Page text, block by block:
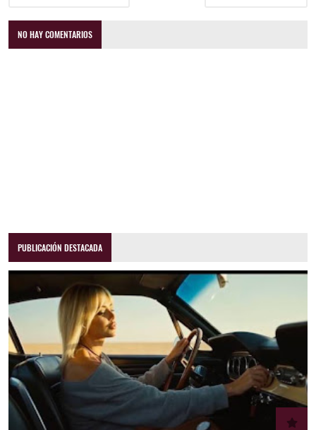
NO HAY COMENTARIOS
PUBLICACIÓN DESTACADA